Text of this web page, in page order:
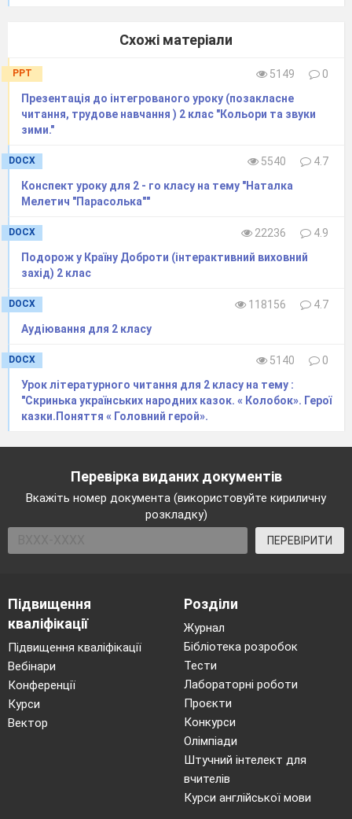
Схожі матеріали
PPT 5149
0
Презентація до інтегрованого уроку (позакласне
читання, трудове навчання ) 2 клас "Кольори та звуки
зими."
DOCX 5540
4.7
Конспект уроку для 2 - го класу на тему "Наталка
Мелетич "Парасолька""
DOCX 22236
4.9
Подорож у Країну Доброти (інтерактивний виховний
захід) 2 клас
DOCX 118156
4.7
Аудіювання для 2 класу
DOCX 5140
0
Урок літературного читання для 2 класу на тему :
"Скринька українських народних казок. « Колобок». Герої
казки.Поняття « Головний герой».
Перевірка виданих документів
Вкажіть номер документа (використовуйте кириличну
розкладку)
ПЕРЕВІРИТИ
Підвищення
кваліфікації
Підвищення кваліфікації
Вебінари
Конференції
Курси
Вектор
Розділи
Журнал
Бібліотека розробок
Тести
Лабораторні роботи
Проєкти
Конкурси
Олімпіади
Штучний інтелект для
вчителів
Курси англійської мови